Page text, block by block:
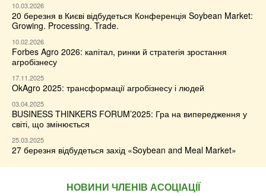
10.03.2026
20 березня в Києві відбудеться Конференція Soybean Market:
Growing. Processing. Trade.
10.02.2026
Forbes Agro 2026: капітал, ринки й стратегія зростання
агробізнесу
17.11.2025
OkAgro 2025: трансформації агробізнесу і людей
03.04.2025
BUSINESS THINKERS FORUM’2025: Гра на випередження у
світі, що змінюється
25.03.2025
27 березня відбудеться захід «Soybean and Meal Market»
НОВИНИ ЧЛЕНІВ АСОЦІАЦІЇ